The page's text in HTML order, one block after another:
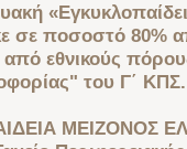
σε ποσοστό 80%
εθνικούς
του Γ΄ ΚΠΣ.
ΜΕΙΖΟΝΟΣ